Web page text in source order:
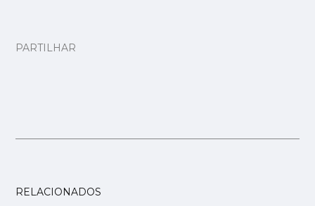
PARTILHAR
RELACIONADOS